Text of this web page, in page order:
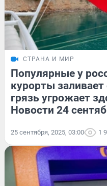
СТРАНА И МИР
Популярные у
курорты
грязь угрожает
Новости 24
25 сентября, 2025, 03:00 1